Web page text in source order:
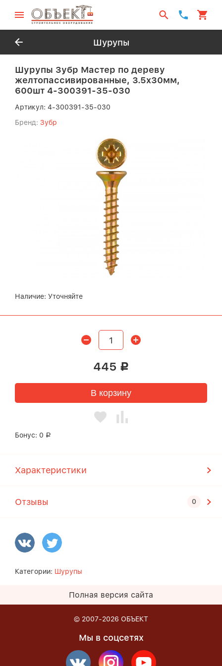
Шурупы
Шурупы Зубр Мастер по дереву
желтопассивированные, 3.5x30мм,
600шт 4-300391-35-030
Артикул: 4-300391-35-030
Бренд: Зубр
Наличие: Уточняйте
445 Р
В корзину
Бонус: 0 Р
Характеристики
Отзывы
Категории: Шурупы
Полная версия сайта
© 2007-2026 ОБЪЕКТ
Мы в соцсетях